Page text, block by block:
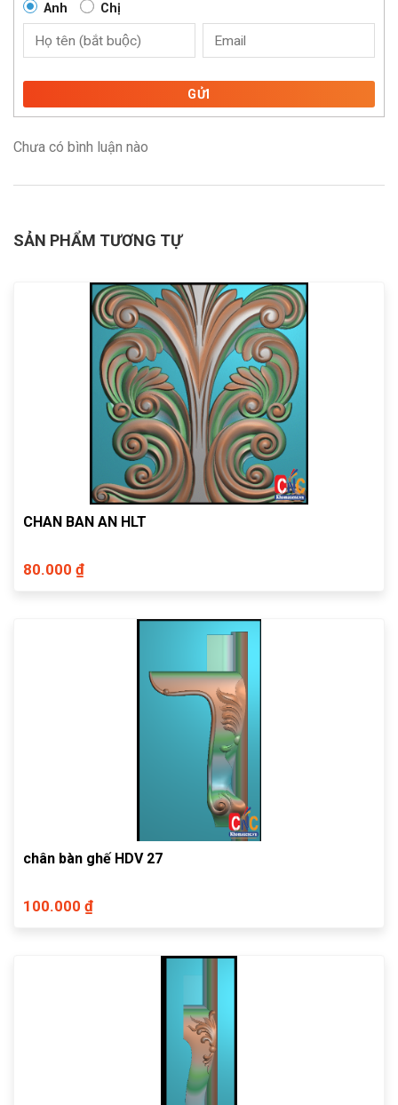
Anh Chị
GỬI
Chưa có bình luận nào
SẢN PHẨM TƯƠNG TỰ
CHAN BAN AN HLT
80.000 ₫
chân bàn ghế HDV 27
100.000 ₫